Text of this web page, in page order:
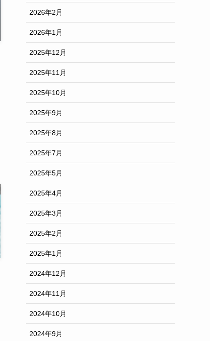
2026年2月
2026年1月
2025年12月
2025年11月
2025年10月
2025年9月
2025年8月
2025年7月
2025年5月
2025年4月
2025年3月
2025年2月
2025年1月
2024年12月
2024年11月
2024年10月
2024年9月